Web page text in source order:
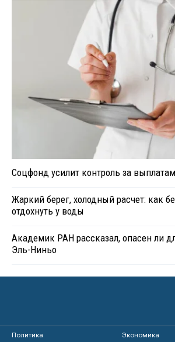
Соцфонд усилит контроль за
Жаркий берег, холодный расчет: как
отдохнуть у воды
Академик РАН рассказал, опасен ли
Эль-Ниньо
Политика
Экономика